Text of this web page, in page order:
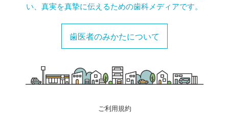
い、真実を真摯に伝えるための歯科メディアです。
歯医者のみかたについて
ご利用規約